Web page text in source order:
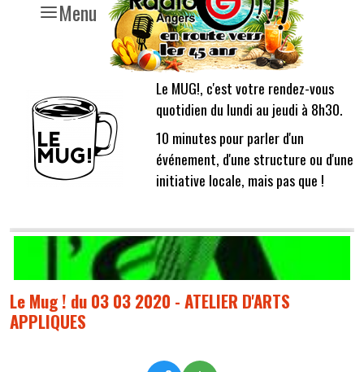
Menu
Le MUG!, c'est votre rendez-vous
quotidien du lundi au jeudi à 8h30.
10 minutes pour parler d'un
événement, d'une structure ou d'une
initiative locale, mais pas que !
Le Mug ! du 03 03 2020 - ATELIER D'ARTS
APPLIQUES